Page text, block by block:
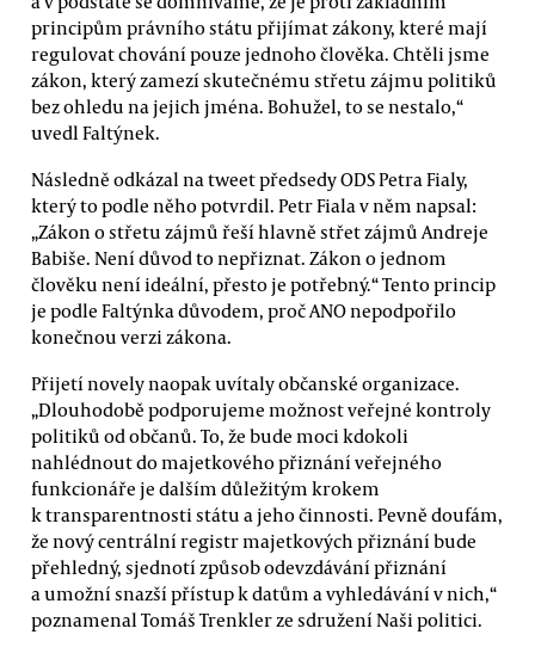
principům právního státu přijímat zákony, které mají
regulovat chování pouze jednoho člověka. Chtěli jsme
zákon, který zamezí skutečnému střetu zájmu politiků
bez ohledu na jejich jména. Bohužel, to se nestalo,“
uvedl Faltýnek.
Následně odkázal na tweet předsedy ODS Petra Fialy,
který to podle něho potvrdil. Petr Fiala v něm napsal:
„Zákon o střetu zájmů řeší hlavně střet zájmů Andreje
Babiše. Není důvod to nepřiznat. Zákon o jednom
člověku není ideální, přesto je potřebný.“ Tento princip
je podle Faltýnka důvodem, proč ANO nepodpořilo
konečnou verzi zákona.
Přijetí novely naopak uvítaly občanské organizace.
„Dlouhodobě podporujeme možnost veřejné kontroly
politiků od občanů. To, že bude moci kdokoli
nahlédnout do majetkového přiznání veřejného
funkcionáře je dalším důležitým krokem
k transparentnosti státu a jeho činnosti. Pevně doufám,
že nový centrální registr majetkových přiznání bude
přehledný, sjednotí způsob odevzdávání přiznání
a umožní snazší přístup k datům a vyhledávání v nich,“
poznamenal Tomáš Trenkler ze sdružení Naši politici.